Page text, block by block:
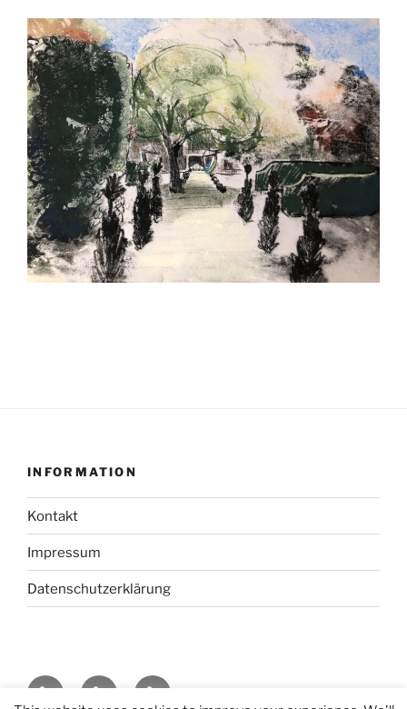
INFORMATION
Kontakt
Impressum
Datenschutzerklärung
KontaktImpressumDatenschutzerklärung